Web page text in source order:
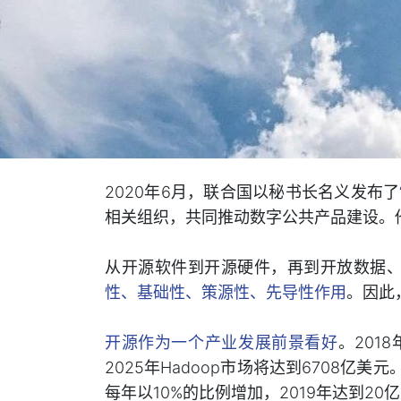
2020年6月，联合国以秘书长名义发布了
相关组织，共同推动数字公共产品建设
从开源软件到开源硬件，再到开放数据
性、基础性、策源性、先导性作用。因此
开源作为一个产业发展前景看好。2018
2025年Hadoop市场将达到6708亿美元
每年以10%的比例增加，2019年达到20